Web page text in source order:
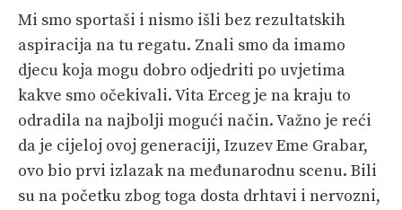
Mi smo sportaši i nismo išli bez rezultatskih
aspiracija na tu regatu. Znali smo da imamo
djecu koja mogu dobro odjedriti po uvjetima
kakve smo očekivali. Vita Erceg je na kraju to
odradila na najbolji mogući način. Važno je reći
da je cijeloj ovoj generaciji, Izuzev Eme Grabar,
ovo bio prvi izlazak na međunarodnu scenu. Bili
su na početku zbog toga dosta drhtavi i nervozni,